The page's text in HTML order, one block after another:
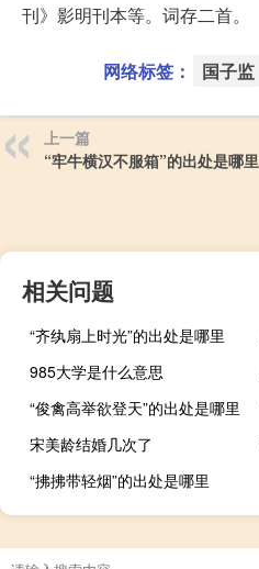
刊》影明刊本等。词存二首。
网络标签： 国子监
上一篇
“牢牛横汉不服箱”的出处是哪里
相关问题
“齐纨扇上时光”的出处是哪里
985大学是什么意思
“俊禽高举欲登天”的出处是哪里
宋美龄结婚几次了
“拂拂带轻烟”的出处是哪里